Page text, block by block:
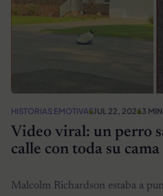
HISTORIAS EMOTIVASJUL 22, 20263 MIN
Video viral: un perro
calle con toda su
Malcolm Richardson estaba a